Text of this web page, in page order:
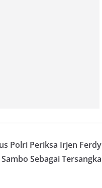
Polri Periksa Irjen Ferdy
Sambo Sebagai Tersangka